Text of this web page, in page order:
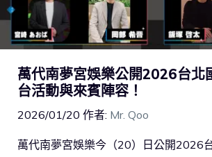
萬代南夢宮娛樂公開2026台北
台活動與來賓陣容！
2026/01/20 作者: Mr. Qoo
萬代南夢宮娛樂今（20）日公開2026